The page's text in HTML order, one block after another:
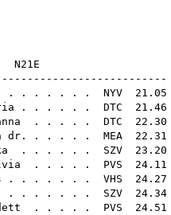
N21E
. . . . . . . NYV 21.05
. . . . . . DTC 21.46
. . . . . DTC 22.30
dr. . . . . . MEA 22.31
. . . . . . SZV 23.20
. . . . . PVS 24.11
. . . . . . . VHS 24.27
. . . . . . . SZV 24.34
. . . . . PVS 24.51